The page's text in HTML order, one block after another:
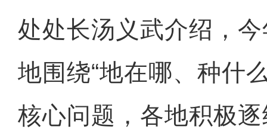
处处长汤义武介绍，
地围绕“地在哪、种什
核心问题，各地积极